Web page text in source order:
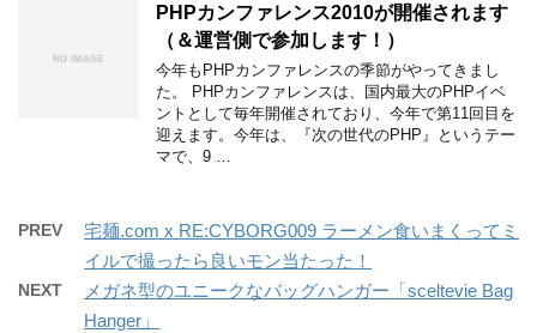
PHPカンファレンス2010が開催されます
（＆運営側で参加します！）
今年もPHPカンファレンスの季節がやってきまし
た。 PHPカンファレンスは、国内最大のPHPイベ
ントとして毎年開催されており、今年で第11回目を
迎えます。今年は、『次の世代のPHP』というテー
マで、9 …
PREV
宅麺.com x RE:CYBORG009 ラーメン食いまくってミ
イルで撮ったら良いモン当たった！
NEXT
メガネ型のユニークなバッグハンガー「sceltevie Bag
Hanger」